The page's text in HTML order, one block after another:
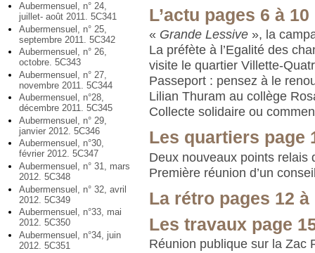
Aubermensuel, n° 24,
juillet- août 2011. 5C341
Aubermensuel, n° 25,
septembre 2011. 5C342
Aubermensuel, n° 26,
octobre. 5C343
Aubermensuel, n° 27,
novembre 2011. 5C344
Aubermensuel, n°28,
décembre 2011. 5C345
Aubermensuel, n° 29,
janvier 2012. 5C346
Aubermensuel, n°30,
février 2012. 5C347
Aubermensuel, n° 31, mars
2012. 5C348
Aubermensuel, n° 32, avril
2012. 5C349
Aubermensuel, n°33, mai
2012. 5C350
Aubermensuel, n°34, juin
2012. 5C351
L’actu pages 6 à 10
« Grande Lessive », la
La préfète à l’Egalité des
visite le quartier Villette-
Passeport : pensez à le
Lilian Thuram au collège
Collecte solidaire ou
Les quartiers page
Deux nouveaux points relais
Première réunion d’un
La rétro pages 12 à
Les travaux page
Réunion publique sur la Zac